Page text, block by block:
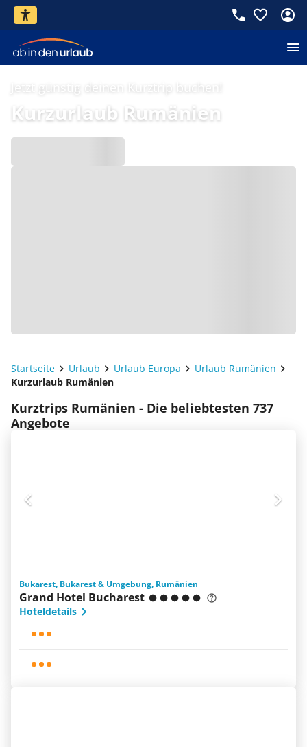
Jetzt günstig deinen Kurztrip buchen!
Kurzurlaub Rumänien
Startseite Urlaub Urlaub Europa
Urlaub Rumänien
Kurzurlaub Rumänien
Kurztrips Rumänien - Die beliebtesten 737
Angebote
Bukarest, Bukarest & Umgebung, Rumänien
Grand Hotel Bucharest
Hoteldetails